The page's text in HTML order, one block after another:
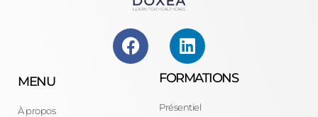
MENU
À propos
FORMATIONS
Présentiel